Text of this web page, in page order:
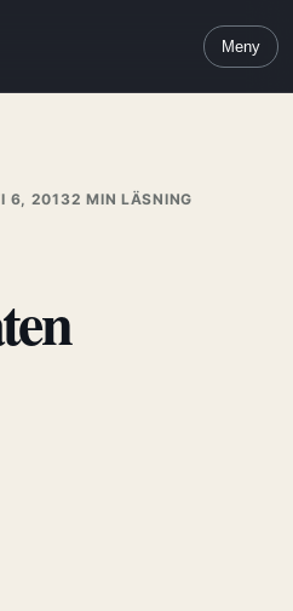
Meny
6, 20132 MIN LÄSNING